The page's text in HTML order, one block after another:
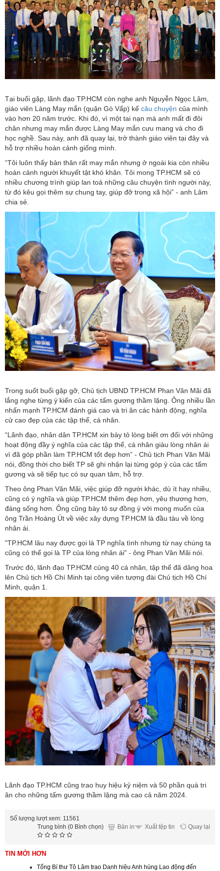
Tại buổi gặp, lãnh đạo TP.HCM còn nghe anh Nguyễn Ngọc Lâm,
giáo viên Làng May mắn (quận Gò Vấp) kể câu chuyện của mình
vào hơn 20 năm trước. Khi đó, vì một tai nạn mà anh mất đi đôi
chân nhưng may mắn được Làng May mắn cưu mang và cho đi
học nghề. Sau này, anh đã quay lại, trở thành giáo viên tại đây và
hỗ trợ nhiều hoàn cảnh giống mình.
“Tôi luôn thấy bản thân rất may mắn nhưng ở ngoài kia còn nhiều
hoàn cảnh người khuyết tật khó khăn. Tôi mong TP.HCM sẽ có
nhiều chương trình giúp lan toả những câu chuyện tình người này,
từ đó kêu gọi thêm sự chung tay, giúp đỡ trong xã hội” - anh Lâm
chia sẻ.
Trong suốt buổi gặp gỡ, Chủ tịch UBND TP.HCM Phan Văn Mãi đã
lắng nghe từng ý kiến của các tấm gương thầm lặng. Ông nhiều lần
nhấn mạnh TP.HCM đánh giá cao và tri ân các hành động, nghĩa
cử cao đẹp của các tập thể, cá nhân.
“Lãnh đạo, nhân dân TP.HCM xin bày tỏ lòng biết ơn đối với những
hoạt động đầy ý nghĩa của các tập thể, cá nhân giàu lòng nhân ái
vì đã góp phần làm TP.HCM tốt đẹp hơn” - Chủ tịch Phan Văn Mãi
nói, đồng thời cho biết TP sẽ ghi nhận lại từng góp ý của các tấm
gương và sẽ tiếp tục có sự quan tâm, hỗ trợ.
Theo ông Phan Văn Mãi, việc giúp đỡ người khác, dù ít hay nhiều,
cũng có ý nghĩa và giúp TP.HCM thêm đẹp hơn, yêu thương hơn,
đáng sống hơn. Ông cũng bày tỏ sự đồng ý với mong muốn của
ông Trần Hoàng Út về việc xây dựng TP.HCM là đầu tàu về lòng
nhân ái.
"TP.HCM lâu nay được gọi là TP nghĩa tình nhưng từ nay chúng ta
cũng có thể gọi là TP của lòng nhân ái" - ông Phan Văn Mãi nói.
Trước đó, lãnh đạo TP.HCM cùng 40 cá nhân, tập thể đã dâng hoa
lên Chủ tịch Hồ Chí Minh tại công viên tượng đài Chủ tịch Hồ Chí
Minh, quận 1.
Lãnh đạo TP.HCM cũng trao huy hiệu kỷ niệm và 50 phần quà tri
ân cho những tấm gương thầm lặng mà cao cả năm 2024.
Số lượng lượt xem: 11561
Quay lại
Xuất tệp tin
Bản in
Trung bình (0 Bình chọn)
TIN MỚI HƠN
Tổng Bí thư Tô Lâm trao Danh hiệu Anh hùng Lao động đến